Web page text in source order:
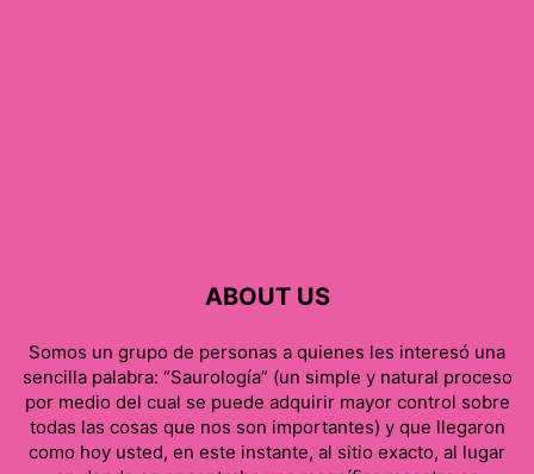
ABOUT US
Somos un grupo de personas a quienes les interesó una
sencilla palabra: “Saurología” (un simple y natural proceso
por medio del cual se puede adquirir mayor control sobre
todas las cosas que nos son importantes) y que llegaron
como hoy usted, en este instante, al sitio exacto, al lugar